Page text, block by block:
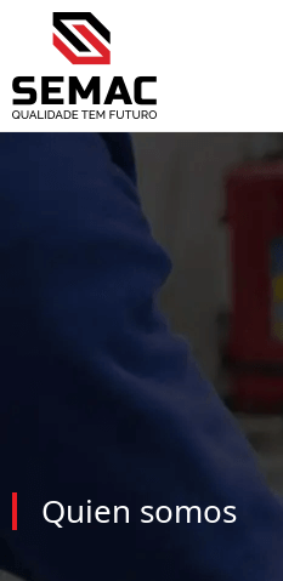
Quien somos